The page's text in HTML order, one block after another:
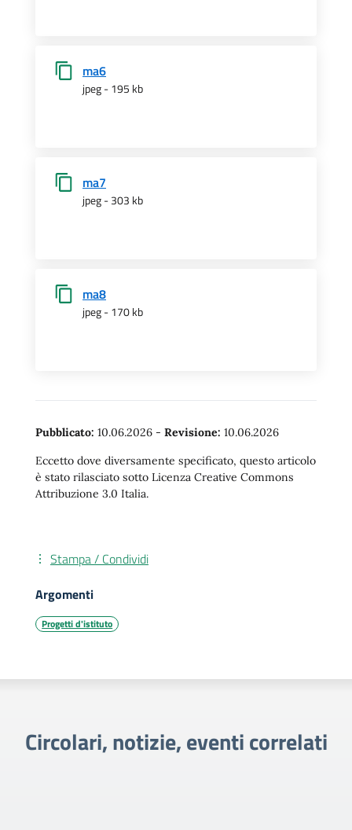
ma6
jpeg - 195 kb
ma7
jpeg - 303 kb
ma8
jpeg - 170 kb
Pubblicato: 10.06.2026 - Revisione: 10.06.2026
Eccetto dove diversamente specificato, questo articolo
è stato rilasciato sotto Licenza Creative Commons
Attribuzione 3.0 Italia.
Stampa / Condividi
Argomenti
Progetti d'istituto
Circolari, notizie, eventi correlati